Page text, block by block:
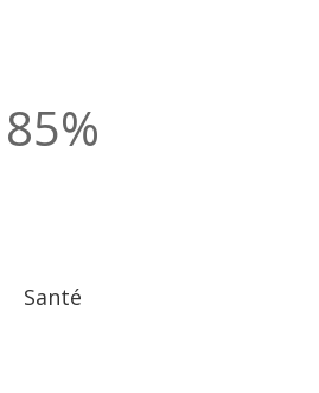
85%
Santé